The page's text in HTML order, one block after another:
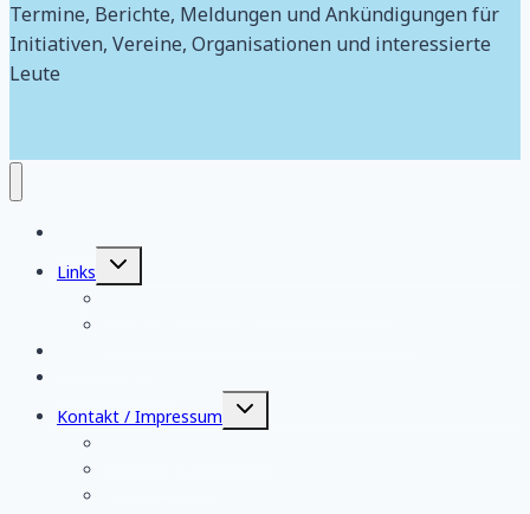
Termine, Berichte, Meldungen und Ankündigungen für
Initiativen, Vereine, Organisationen und interessierte
Leute
Links
Untermenü
Kontakt / Impressum
Untermenü